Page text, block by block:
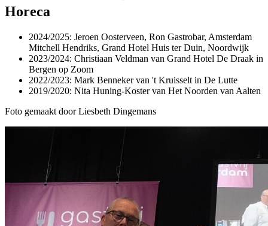
Horeca
2024/2025: Jeroen Oosterveen, Ron Gastrobar, Amsterdam
Mitchell Hendriks, Grand Hotel Huis ter Duin, Noordwijk
2023/2024: Christiaan Veldman van Grand Hotel De Draak in
Bergen op Zoom
2022/2023: Mark Benneker van 't Kruisselt in De Lutte
2019/2020: Nita Huning-Koster van Het Noorden van Aalten
Foto gemaakt door Liesbeth Dingemans